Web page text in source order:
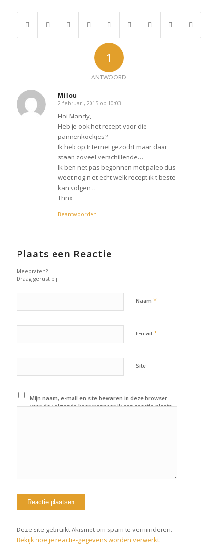
1
ANTWOORD
Milou
zegt:
2 februari, 2015 op 10:03
Hoi Mandy,
Heb je ook het recept voor die
pannenkoekjes?
Ik heb op Internet gezocht maar daar
staan zoveel verschillende…
Ik ben net pas begonnen met paleo dus
weet nog niet echt welk recept ik t beste
kan volgen…
Thnx!
Beantwoorden
Plaats een Reactie
Meepraten?
Draag gerust bij!
Naam *
E-mail *
Site
Mijn naam, e-mail en site bewaren in deze browser
voor de volgende keer wanneer ik een reactie plaats.
Deze site gebruikt Akismet om spam te verminderen.
Bekijk hoe je reactie-gegevens worden verwerkt.